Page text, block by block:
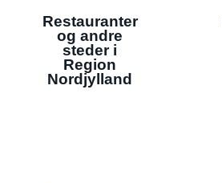
Restauranter
og andre
steder i
Region
Nordjylland